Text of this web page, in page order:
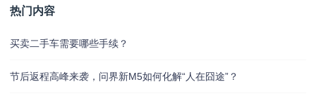
热门内容
买卖二手车需要哪些手续？
节后返程高峰来袭，问界新M5如何化解“人在囧途”？